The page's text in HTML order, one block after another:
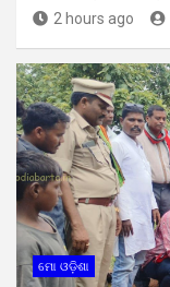
2 hours ago
ମୋ ଓଡ଼ିଶା